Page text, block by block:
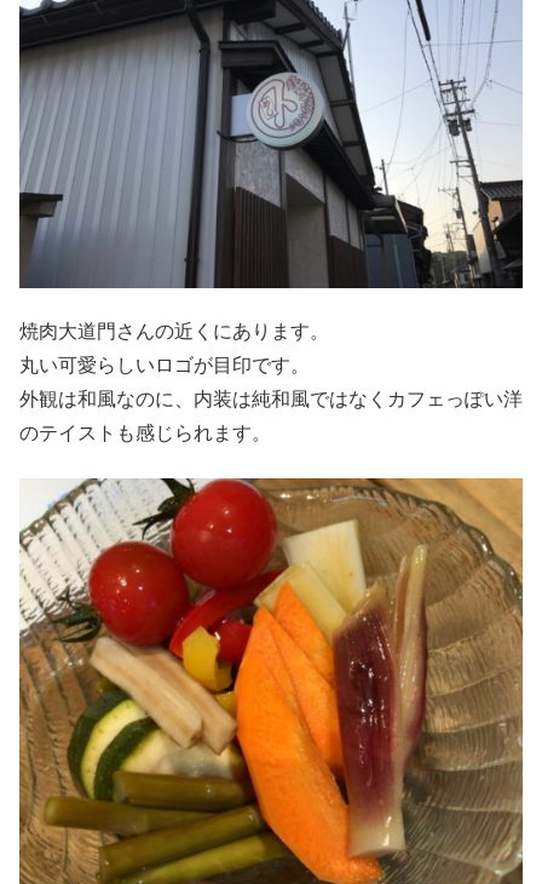
焼肉大道門さんの近くにあります。
丸い可愛らしいロゴが目印です。
外観は和風なのに、内装は純和風ではなくカフェっぽい洋
のテイストも感じられます。